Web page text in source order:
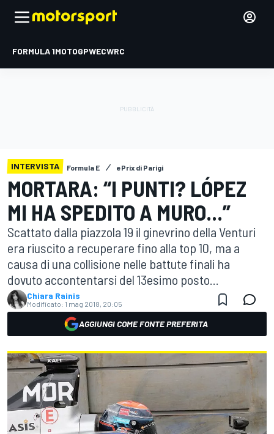
FORMULA 1MOTOGPWECWRC
INTERVISTA Formula E ePrix di Parigi
MORTARA: “I PUNTI? LÓPEZ
MI HA SPEDITO A MURO...”
Scattato dalla piazzola 19 il ginevrino della Venturi
era riuscito a recuperare fino alla top 10, ma a
causa di una collisione nelle battute finali ha
dovuto accontentarsi del 13esimo posto...
Chiara Rainis
Modificato: 1 mag 2018, 20:05
AGGIUNGI COME FONTE PREFERITA